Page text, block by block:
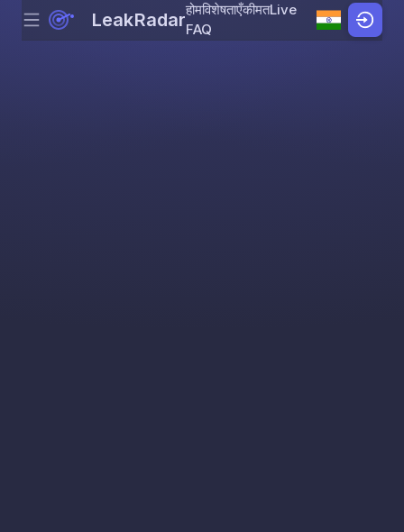
Skip to content
Menu LeakRadarहोमविशेषताएँकीमतLive
FAQ